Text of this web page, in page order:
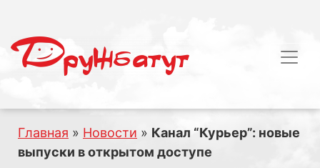
Главная » Новости » Канал “Курьер”: новые
выпуски в открытом доступе